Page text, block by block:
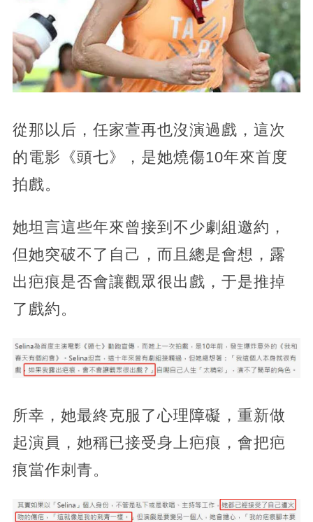
從那以后，任家萱再也沒演過戲，這次
的電影《頭七》，是她燒傷10年來首度
拍戲。
她坦言這些年來曾接到不少劇組邀約，
但她突破不了自己，而且總是會想，露
出疤痕是否會讓觀眾很出戲，于是推掉
了戲約。
所幸，她最終克服了心理障礙，重新做
起演員，她稱已接受身上疤痕，會把疤
痕當作刺青。